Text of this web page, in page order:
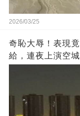
2026/03/25
奇恥大辱！表現
給，連夜上演空